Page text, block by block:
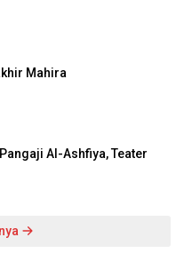
Mahira
Al-Ashfiya, Teater